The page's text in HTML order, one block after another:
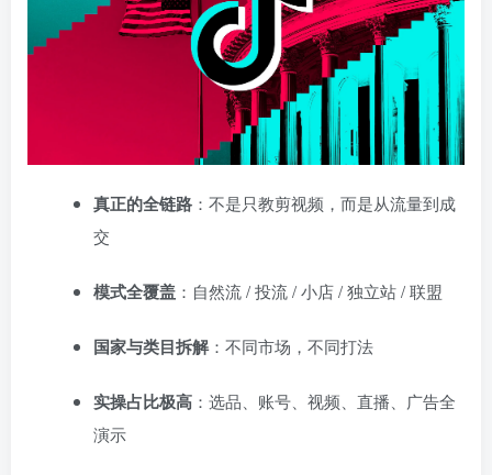
真正的全链路 ：不是只教剪视频，而是从流量到成
交
模式全覆盖 ：自然流 / 投流 / 小店 / 独立站 / 联盟
国家与类目拆解：不同市场，不同打法
实操占比极高 ：选品、账号、视频、直播、广告全
演示